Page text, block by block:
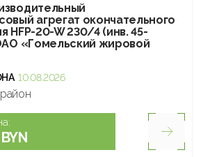
агрегат окончательного
HFP-20-W 230/4 (инв. 45-
«Гомельский жировой
10.08.2026